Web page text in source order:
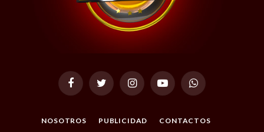
FacebookTwitter InstagramYouTubeWhatsApp
NOSOTROS PUBLICIDAD
CONTACTOS